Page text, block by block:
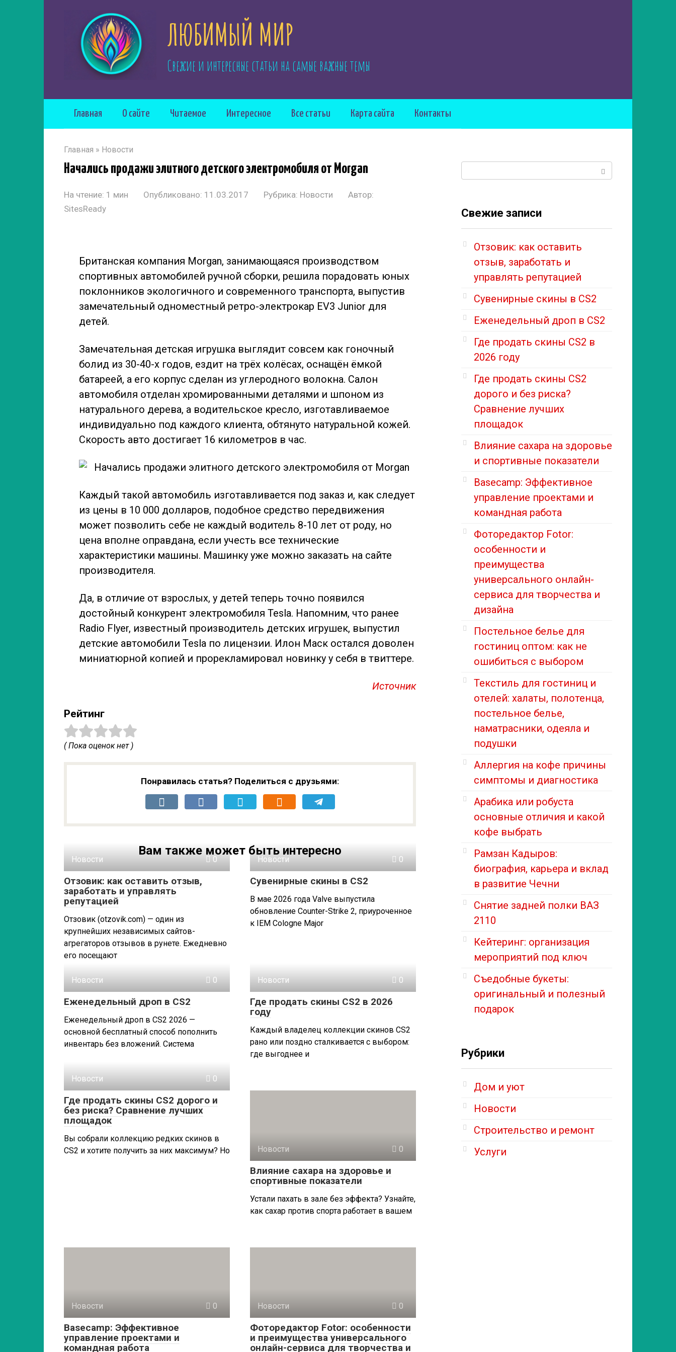
ЛЮБИМЫЙ МИР
Свежие и интересные статьи на самые важные темы
Главная О сайте Читаемое Интересное Все статьи Карта сайта Контакты
Главная » Новости
Начались продажи элитного детского электромобиля от Morgan
На чтение: 1 мин Опубликовано: 11.03.2017 Рубрика: Новости
Автор:
SitesReady
Британская компания Morgan, занимающаяся производством
спортивных автомобилей ручной сборки, решила порадовать юных
поклонников экологичного и современного транспорта, выпустив
замечательный одноместный ретро-электрокар EV3 Junior для
детей.
Замечательная детская игрушка выглядит совсем как гоночный
болид из 30-40-х годов, ездит на трёх колёсах, оснащён ёмкой
батареей, а его корпус сделан из углеродного волокна. Салон
автомобиля отделан хромированными деталями и шпоном из
натурального дерева, а водительское кресло, изготавливаемое
индивидуально под каждого клиента, обтянуто натуральной кожей.
Скорость авто достигает 16 километров в час.
Каждый такой автомобиль изготавливается под заказ и, как следует
из цены в 10 000 долларов, подобное средство передвижения
может позволить себе не каждый водитель 8-10 лет от роду, но
цена вполне оправдана, если учесть все технические
характеристики машины. Машинку уже можно заказать на сайте
производителя.
Да, в отличие от взрослых, у детей теперь точно появился
достойный конкурент электромобиля Tesla. Напомним, что ранее
Radio Flyer, известный производитель детских игрушек, выпустил
детские автомобили Tesla по лицензии. Илон Маск остался доволен
миниатюрной копией и прорекламировал новинку у себя в твиттере.
Источник
Рейтинг
( Пока оценок нет )
Понравилась статья? Поделиться с друзьями:
Вам также может быть интересно
Новости 0
Отзовик: как оставить отзыв,
заработать и управлять
репутацией
Отзовик (otzovik.com) — один из
крупнейших независимых сайтов-
агрегаторов отзывов в рунете. Ежедневно
его посещают
Новости 0
Сувенирные скины в CS2
В мае 2026 года Valve выпустила
обновление Counter-Strike 2, приуроченное
к IEM Cologne Major
Новости 0
Еженедельный дроп в CS2
Еженедельный дроп в CS2 2026 —
основной бесплатный способ пополнить
инвентарь без вложений. Система
Новости 0
Где продать скины CS2 в 2026
году
Каждый владелец коллекции скинов CS2
рано или поздно сталкивается с выбором:
где выгоднее и
Новости 0
Где продать скины CS2 дорого и
без риска? Сравнение лучших
площадок
Вы собрали коллекцию редких скинов в
CS2 и хотите получить за них максимум? Но
Новости 0
Влияние сахара на здоровье и
спортивные показатели
Устали пахать в зале без эффекта? Узнайте,
как сахар против спорта работает в вашем
Новости 0
Basecamp: Эффективное
управление проектами и
командная работа
Новости 0
Фоторедактор Fotor: особенности
и преимущества универсального
онлайн-сервиса для творчества и
Свежие записи
Отзовик: как оставить
отзыв, заработать и
управлять репутацией
Сувенирные скины в CS2
Еженедельный дроп в CS2
Где продать скины CS2 в
2026 году
Где продать скины CS2
дорого и без риска?
Сравнение лучших
площадок
Влияние сахара на здоровье
и спортивные показатели
Basecamp: Эффективное
управление проектами и
командная работа
Фоторедактор Fotor:
особенности и
преимущества
универсального онлайн-
сервиса для творчества и
дизайна
Постельное белье для
гостиниц оптом: как не
ошибиться с выбором
Текстиль для гостиниц и
отелей: халаты, полотенца,
постельное белье,
наматрасники, одеяла и
подушки
Аллергия на кофе причины
симптомы и диагностика
Арабика или робуста
основные отличия и какой
кофе выбрать
Рамзан Кадыров:
биография, карьера и вклад
в развитие Чечни
Снятие задней полки ВАЗ
2110
Кейтеринг: организация
мероприятий под ключ
Съедобные букеты:
оригинальный и полезный
подарок
Рубрики
Дом и уют
Новости
Строительство и ремонт
Услуги